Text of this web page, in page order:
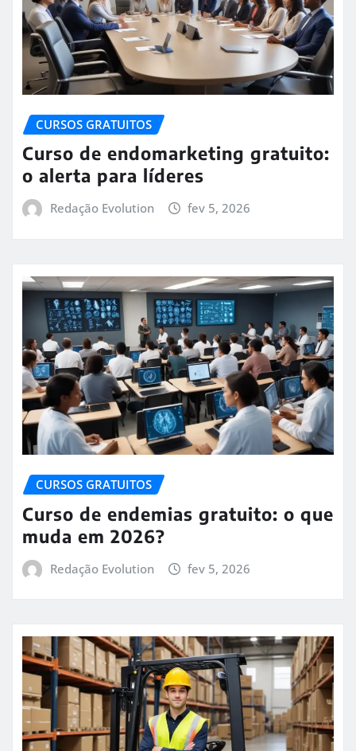
CURSOS GRATUITOS
Curso de endomarketing gratuito:
o alerta para líderes
Redação Evolution fev 5, 2026
CURSOS GRATUITOS
Curso de endemias gratuito: o que
muda em 2026?
Redação Evolution fev 5, 2026